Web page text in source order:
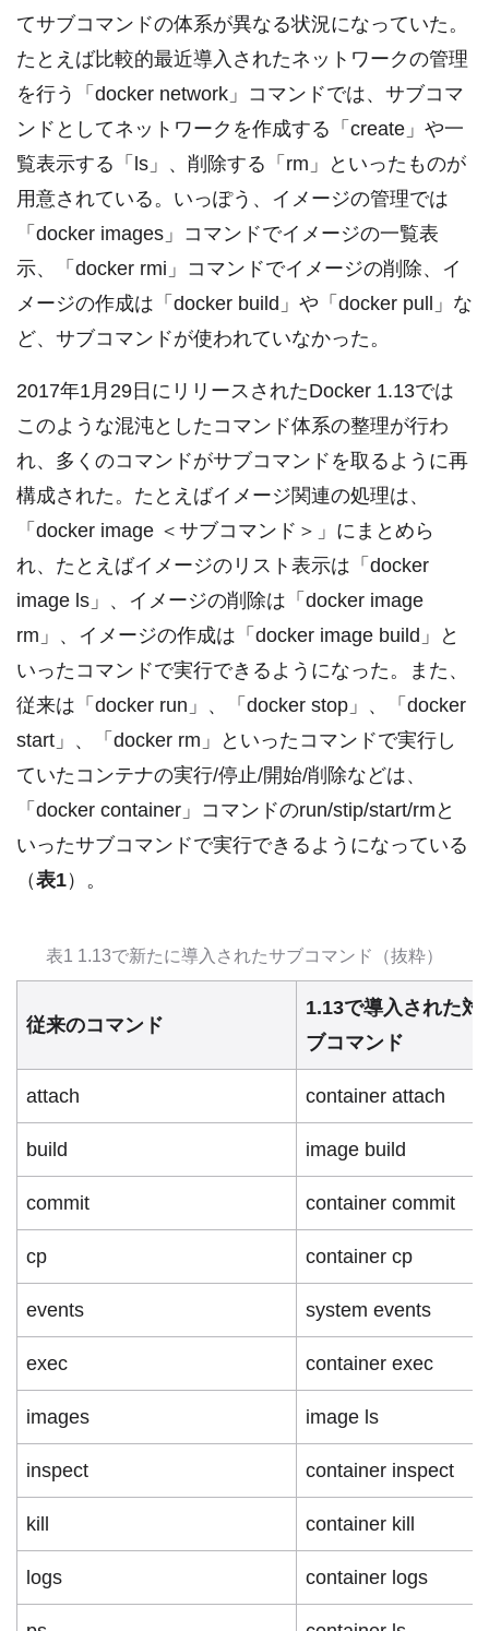
てサブコマンドの体系が異なる状況になっていた。
たとえば比較的最近導入されたネットワークの管理
を行う「docker network」コマンドでは、サブコマ
ンドとしてネットワークを作成する「create」や一
覧表示する「ls」、削除する「rm」といったものが
用意されている。いっぽう、イメージの管理では
「docker images」コマンドでイメージの一覧表
示、「docker rmi」コマンドでイメージの削除、イ
メージの作成は「docker build」や「docker pull」な
ど、サブコマンドが使われていなかった。
2017年1月29日にリリースされたDocker 1.13では
このような混沌としたコマンド体系の整理が行わ
れ、多くのコマンドがサブコマンドを取るように再
構成された。たとえばイメージ関連の処理は、
「docker image ＜サブコマンド＞」にまとめら
れ、たとえばイメージのリスト表示は「docker
image ls」、イメージの削除は「docker image
rm」、イメージの作成は「docker image build」と
いったコマンドで実行できるようになった。また、
従来は「docker run」、「docker stop」、「docker
start」、「docker rm」といったコマンドで実行し
ていたコンテナの実行/停止/開始/削除などは、
「docker container」コマンドのrun/stip/start/rmと
いったサブコマンドで実行できるようになっている
（表1）。
表1 1.13で新たに導入されたサブコマンド（抜粋）
従来のコマンド
1.13で導入された対
ブコマンド
attach container attach
build image build
commit container commit
cp container cp
events system events
exec container exec
images image ls
inspect container inspect
kill container kill
logs container logs